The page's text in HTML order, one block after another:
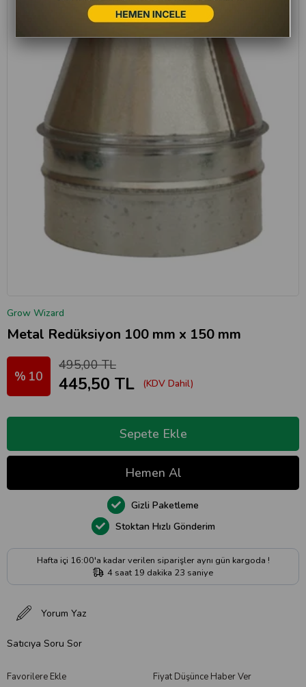
Grow Wizard
Metal Redüksiyon 100 mm x 150 mm
10
495,00 TL
445,50 TL (KDV Dahil)
Favorilere Ekle Fiyat Düşünce Haber Ver
Yorum Yaz
Satıcıya Soru Sor
Hafta içi 16:00'a kadar verilen siparişler aynı gün kargoda !
4 saat 19 dakika 23 saniye
Stoktan Hızlı Gönderim
Gizli Paketleme